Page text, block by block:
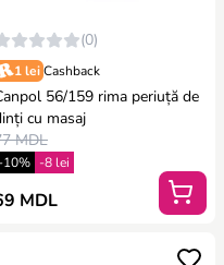
(0)
1 lei Cashback
56/159 rima periuță de
cu masaj
MDL
-10% -8 lei
MDL